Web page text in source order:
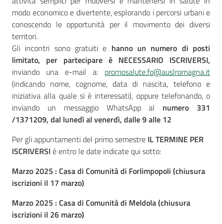
modo economico e divertente, esplorando i percorsi urbani e
conoscendo le opportunità per il movimento dei diversi
territori.
Gli incontri sono gratuiti e hanno un numero di posti
limitato, per partecipare è NECESSARIO ISCRIVERSI,
inviando una e-mail a: promosalute.fo@auslromagna.it
(indicando nome, cognome, data di nascita, telefono e
iniziativa alla quale si è interessati), oppure telefonando, o
inviando un messaggio WhatsApp al numero 331
/1371209, dal lunedì al venerdì, dalle 9 alle 12
Per gli appuntamenti del primo semestre IL TERMINE PER
ISCRIVERSI è entro le date indicate qui sotto:
Marzo 2025 : Casa di Comunità di Forlimpopoli (chiusura
iscrizioni il 17 marzo)
Marzo 2025 : Casa di Comunità di Meldola (chiusura
iscrizioni il 26 marzo)